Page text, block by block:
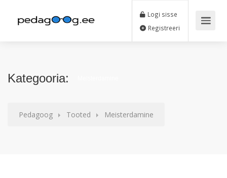
Logi sisse
Registreeri
Kategooria:
Pedagoog Tooted Meisterdamine